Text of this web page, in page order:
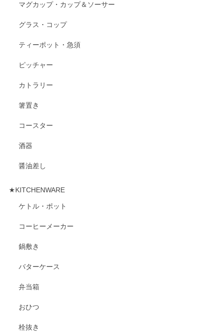
マグカップ・カップ＆ソーサー
グラス・コップ
ティーポット・急須
ピッチャー
カトラリー
箸置き
コースター
酒器
醤油差し
★KITCHENWARE
ケトル・ポット
コーヒーメーカー
鍋敷き
バターケース
弁当箱
おひつ
栓抜き